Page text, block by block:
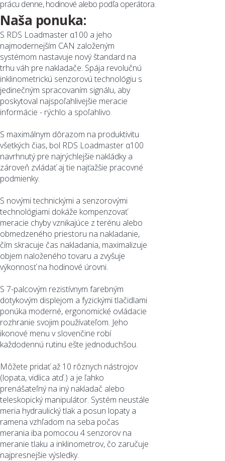
prácu denne, hodinové alebo podľa operátora.
Naša ponuka:
S RDS Loadmaster α100 a jeho
najmodernejším CAN založeným
systémom nastavuje nový štandard na
trhu váh pre nakladače. Spája revolučnú
inklinometrickú senzorovú technológiu s
jedinečným spracovaním signálu, aby
poskytoval najspoľahlivejšie meracie
informácie - rýchlo a spoľahlivo.
S maximálnym dôrazom na produktivitu
všetkých čias, bol RDS Loadmaster α100
navrhnutý pre najrýchlejšie nakládky a
zároveň zvládať aj tie najťažšie pracovné
podmienky.
S novými technickými a senzorovými
technológiami dokáže kompenzovať
meracie chyby vznikajúce z terénu alebo
obmedzeného priestoru na nakladanie,
čím skracuje čas nakladania, maximalizuje
objem naloženého tovaru a zvyšuje
výkonnosť na hodinové úrovni.
S 7-palcovým rezistívnym farebným
dotykovým displejom a fyzickými tlačidlami
ponúka moderné, ergonomické ovládacie
rozhranie svojim používateľom. Jeho
ikonové menu v slovenčine robí
každodennú rutinu ešte jednoduchšou.
Môžete pridať až 10 rôznych nástrojov
(lopata, vidlica atď.) a je ľahko
prenášateľný na iný nakladač alebo
teleskopický manipulátor. Systém neustále
meria hydraulický tlak a posun lopaty a
ramena vzhľadom na seba počas
merania iba pomocou 4 senzorov na
meranie tlaku a inklinometrov, čo zaručuje
najpresnejšie výsledky.